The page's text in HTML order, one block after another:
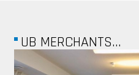
UB MERCHANTS...